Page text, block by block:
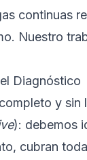
continuas
Nuestro
Diagnóstico
y sin
): debemos
cubran